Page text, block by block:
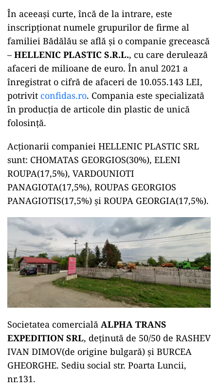
În aceeași curte, încă de la intrare, este
inscripționat numele grupurilor de firme al
familiei Bădălău se află și o companie grecească
– HELLENIC PLASTIC S.R.L., cu care derulează
afaceri de milioane de euro. În anul 2021 a
înregistrat o cifră de afaceri de 10.055.143 LEI,
potrivit confidas.ro. Compania este specializată
în producţia de articole din plastic de unică
folosinţă.
Acționarii companiei HELLENIC PLASTIC SRL
sunt: CHOMATAS GEORGIOS(30%), ELENI
ROUPA(17,5%), VARDOUNIOTI
PANAGIOTA(17,5%), ROUPAS GEORGIOS
PANAGIOTIS(17,5%) și ROUPA GEORGIA(17,5%).
Societatea comercială ALPHA TRANS
EXPEDITION SRL, deținută de 50/50 de RASHEV
IVAN DIMOV(de origine bulgară) și BURCEA
GHEORGHE. Sediu social str. Poarta Luncii,
nr.131.